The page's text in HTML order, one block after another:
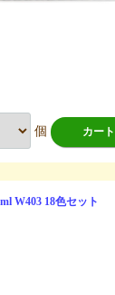
個 カー
W403 18色セット